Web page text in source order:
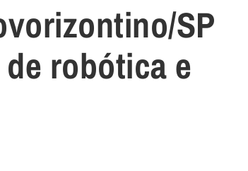
SP
robótica e